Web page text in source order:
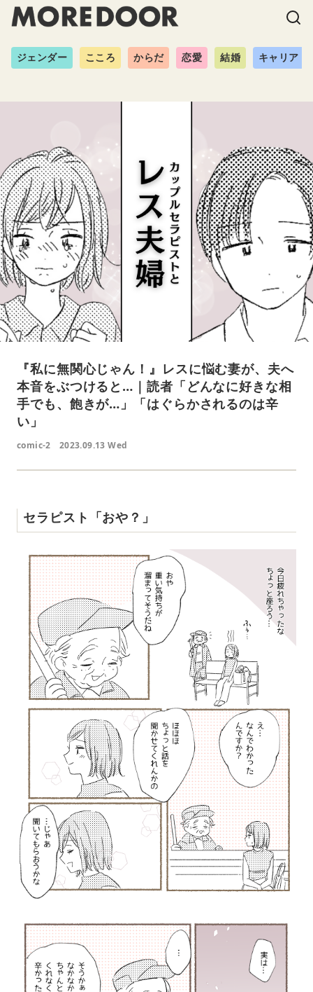
ジェンダー こころ からだ 恋愛 結婚 キャリア
『私に無関心じゃん！』レスに悩む妻が、夫へ
本音をぶつけると…｜読者「どんなに好きな相
手でも、飽きが…」「はぐらかされるのは辛
い」
comic-2 2023.09.13 Wed
セラピスト「おや？」